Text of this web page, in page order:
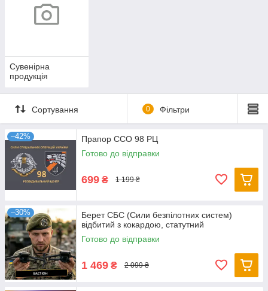
Сувенірна
продукція
Сортування 0 Фільтри
–42%
Прапор ССО 98 РЦ
Готово до відправки
699 ₴ 1 199 ₴
–30%
Берет СБС (Сили безпілотних систем)
відбитий з кокардою, статутний
Готово до відправки
1 469 ₴ 2 099 ₴